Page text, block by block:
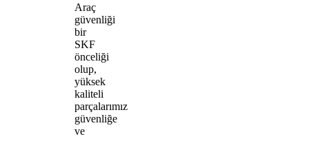
Araç
güvenliği
bir
SKF
önceliği
olup,
yüksek
kaliteli
parçalarımız
güvenliğe
ve